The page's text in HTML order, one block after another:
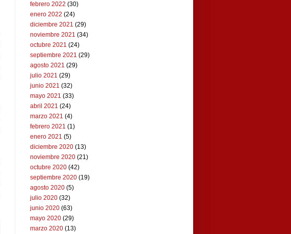
febrero 2022 (30)
enero 2022 (24)
diciembre 2021 (29)
noviembre 2021 (34)
octubre 2021 (24)
septiembre 2021 (29)
agosto 2021 (29)
julio 2021 (29)
junio 2021 (32)
mayo 2021 (33)
abril 2021 (24)
marzo 2021 (4)
febrero 2021 (1)
enero 2021 (5)
diciembre 2020 (13)
noviembre 2020 (21)
octubre 2020 (42)
septiembre 2020 (19)
agosto 2020 (5)
julio 2020 (32)
junio 2020 (63)
mayo 2020 (29)
marzo 2020 (13)